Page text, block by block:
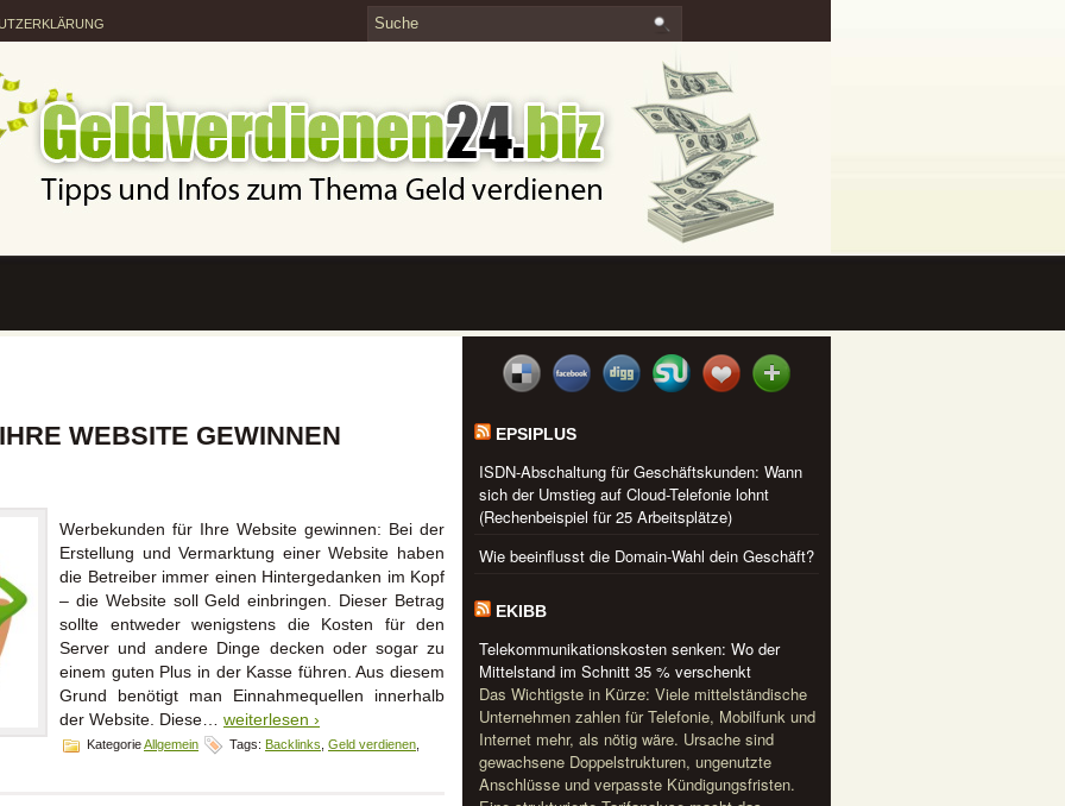
WEBSITE GEWINNEN
Werbekunden für Ihre Website gewinnen: Bei der
Erstellung und Vermarktung einer Website haben
die Betreiber immer einen Hintergedanken im Kopf
– die Website soll Geld einbringen. Dieser Betrag
sollte entweder wenigstens die Kosten für den
Server und andere Dinge decken oder sogar zu
einem guten Plus in der Kasse führen. Aus diesem
Grund benötigt man Einnahmequellen innerhalb
der Website. Diese… weiterlesen ›
KategorieAllgemein Tags: Backlinks Geld verdienen
EPSIPLUS
ISDN-Abschaltung für Geschäftskunden: Wann
sich der Umstieg auf Cloud-Telefonie lohnt
(Rechenbeispiel für 25 Arbeitsplätze)
Wie beeinflusst die Domain-Wahl dein Geschäft?
EKIBB
Telekommunikationskosten senken: Wo der
Mittelstand im Schnitt 35 % verschenkt
Das Wichtigste in Kürze: Viele mittelständische
Unternehmen zahlen für Telefonie, Mobilfunk und
Internet mehr, als nötig wäre. Ursache sind
gewachsene Doppelstrukturen, ungenutzte
Anschlüsse und verpasste Kündigungsfristen.